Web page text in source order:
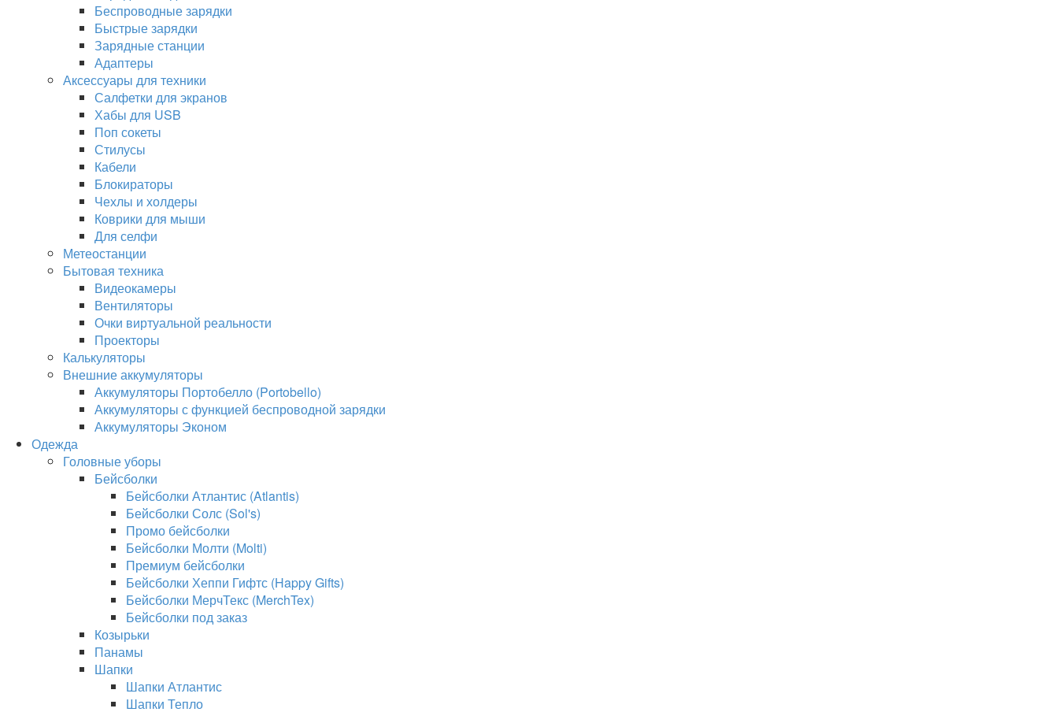
Беспроводные зарядки
Быстрые зарядки
Зарядные станции
Адаптеры
Аксессуары для техники
Салфетки для экранов
Хабы для USB
Поп сокеты
Стилусы
Кабели
Блокираторы
Чехлы и холдеры
Коврики для мыши
Для селфи
Метеостанции
Бытовая техника
Видеокамеры
Вентиляторы
Очки виртуальной реальности
Проекторы
Калькуляторы
Внешние аккумуляторы
Аккумуляторы Портобелло (Portobello)
Аккумуляторы с функцией беспроводной зарядки
Аккумуляторы Эконом
Одежда
Головные уборы
Бейсболки
Бейсболки Атлантис (Atlantis)
Бейсболки Солс (Sol's)
Промо бейсболки
Бейсболки Молти (Molti)
Премиум бейсболки
Бейсболки Хеппи Гифтс (Happy Gifts)
Бейсболки МерчТекс (MerchTex)
Бейсболки под заказ
Козырьки
Панамы
Шапки
Шапки Атлантис
Шапки Тепло